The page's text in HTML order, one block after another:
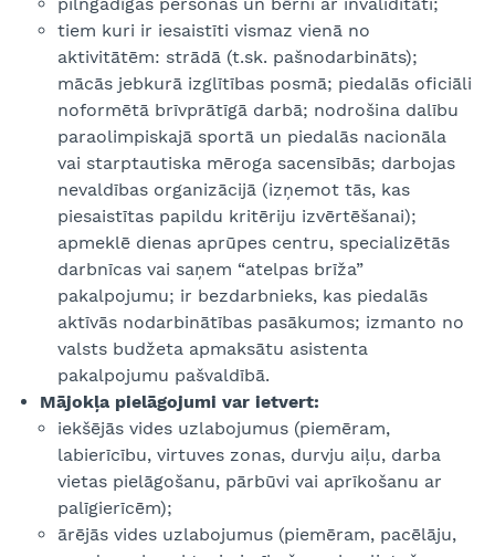
tiem kuri ir iesaistīti vismaz vienā no
aktivitātēm: strādā (t.sk. pašnodarbināts);
mācās jebkurā izglītības posmā; piedalās oficiāli
noformētā brīvprātīgā darbā; nodrošina dalību
paraolimpiskajā sportā un piedalās nacionāla
vai starptautiska mēroga sacensībās; darbojas
nevaldības organizācijā (izņemot tās, kas
piesaistītas papildu kritēriju izvērtēšanai);
apmeklē dienas aprūpes centru, specializētās
darbnīcas vai saņem “atelpas brīža”
pakalpojumu; ir bezdarbnieks, kas piedalās
aktīvās nodarbinātības pasākumos; izmanto no
valsts budžeta apmaksātu asistenta
pakalpojumu pašvaldībā.
Mājokļa pielāgojumi var ietvert:
iekšējās vides uzlabojumus (piemēram,
labierīcību, virtuves zonas, durvju aiļu, darba
vietas pielāgošanu, pārbūvi vai aprīkošanu ar
palīgierīcēm);
ārējās vides uzlabojumus (piemēram, pacēlāju,